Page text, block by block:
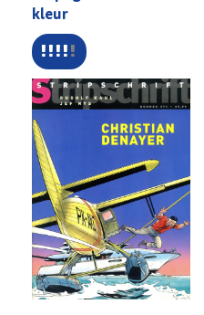
kleur